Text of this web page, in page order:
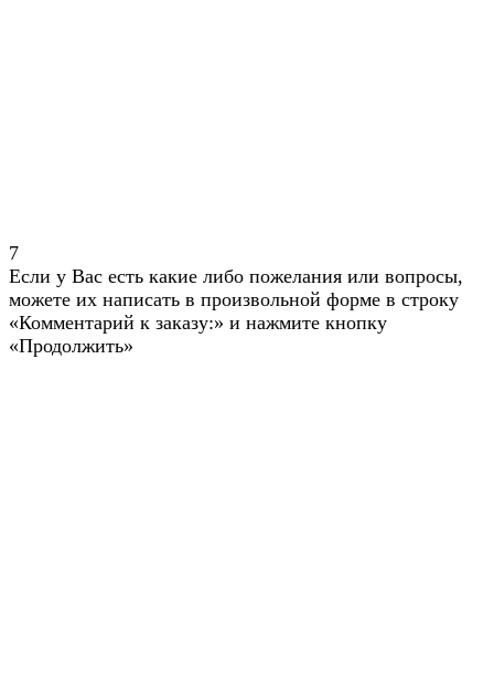
7
Если у Вас есть какие либо пожелания или вопросы,
можете их написать в произвольной форме в строку
«Комментарий к заказу:» и нажмите кнопку
«Продолжить»